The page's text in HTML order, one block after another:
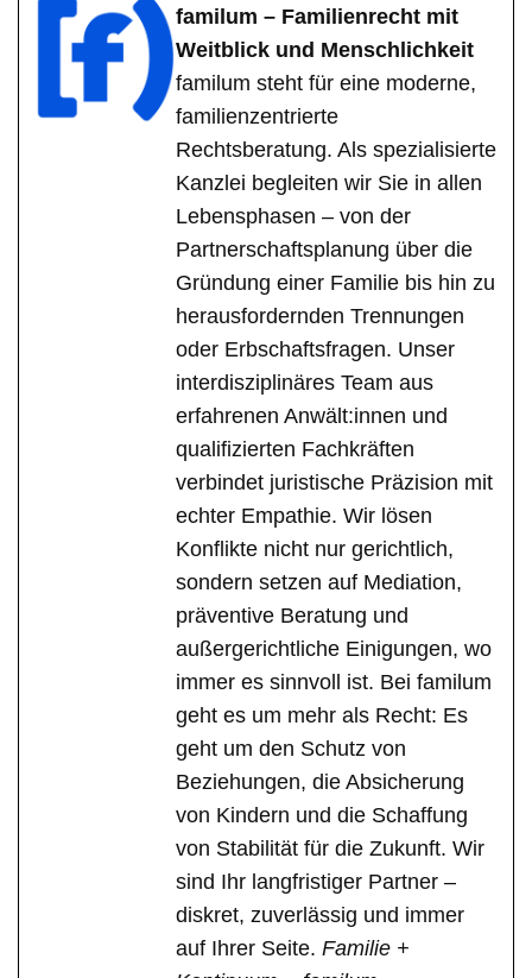
familum – Familienrecht mit
Weitblick und Menschlichkeit
familum steht für eine moderne,
familienzentrierte
Rechtsberatung. Als spezialisierte
Kanzlei begleiten wir Sie in allen
Lebensphasen – von der
Partnerschaftsplanung über die
Gründung einer Familie bis hin zu
herausfordernden Trennungen
oder Erbschaftsfragen. Unser
interdisziplinäres Team aus
erfahrenen Anwält:innen und
qualifizierten Fachkräften
verbindet juristische Präzision mit
echter Empathie. Wir lösen
Konflikte nicht nur gerichtlich,
sondern setzen auf Mediation,
präventive Beratung und
außergerichtliche Einigungen, wo
immer es sinnvoll ist. Bei familum
geht es um mehr als Recht: Es
geht um den Schutz von
Beziehungen, die Absicherung
von Kindern und die Schaffung
von Stabilität für die Zukunft. Wir
sind Ihr langfristiger Partner –
diskret, zuverlässig und immer
auf Ihrer Seite. Familie +